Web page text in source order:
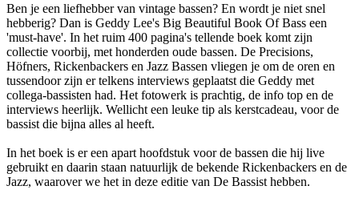
Ben je een liefhebber van vintage bassen? En wordt je niet snel
hebberig? Dan is Geddy Lee's Big Beautiful Book Of Bass een
'must-have'. In het ruim 400 pagina's tellende boek komt zijn
collectie voorbij, met honderden oude bassen. De Precisions,
Höfners, Rickenbackers en Jazz Bassen vliegen je om de oren en
tussendoor zijn er telkens interviews geplaatst die Geddy met
collega-bassisten had. Het fotowerk is prachtig, de info top en de
interviews heerlijk. Wellicht een leuke tip als kerstcadeau, voor de
bassist die bijna alles al heeft.
In het boek is er een apart hoofdstuk voor de bassen die hij live
gebruikt en daarin staan natuurlijk de bekende Rickenbackers en de
Jazz, waarover we het in deze editie van De Bassist hebben.